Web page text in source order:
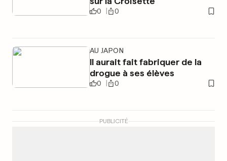
0 0
AU JAPON
Il aurait fait fabriquer de la
drogue à ses élèves
0 0
PUBLICITÉ